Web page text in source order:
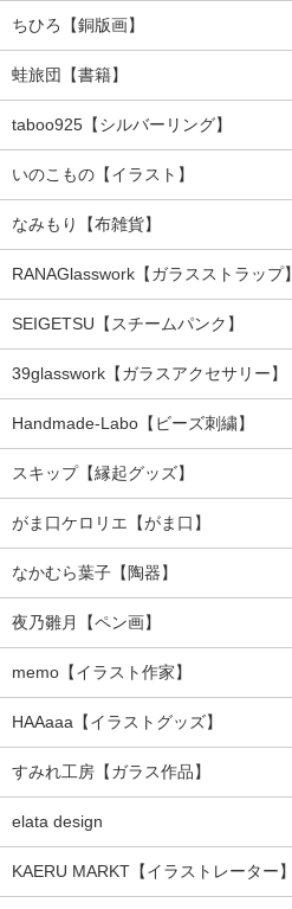
ちひろ【銅版画】
蛙旅団【書籍】
taboo925【シルバーリング】
いのこもの【イラスト】
なみもり【布雑貨】
RANAGlasswork【ガラスストラップ】
SEIGETSU【スチームパンク】
39glasswork【ガラスアクセサリー】
Handmade-Labo【ビーズ刺繍】
スキップ【縁起グッズ】
がま口ケロリエ【がま口】
なかむら葉子【陶器】
夜乃雛月【ペン画】
memo【イラスト作家】
HAAaaa【イラストグッズ】
すみれ工房【ガラス作品】
elata design
KAERU MARKT【イラストレーター】